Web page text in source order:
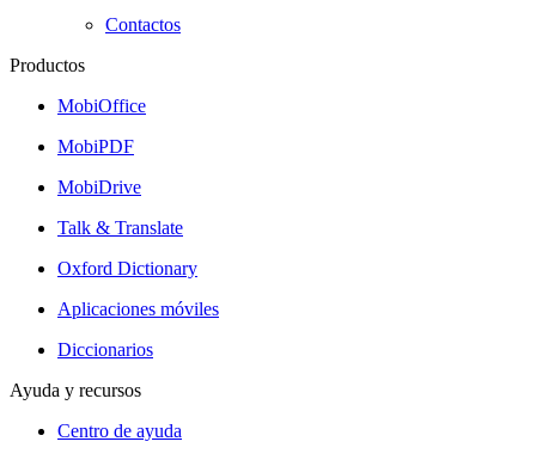
Contactos
Productos
MobiOffice
MobiPDF
MobiDrive
Talk & Translate
Oxford Dictionary
Aplicaciones móviles
Diccionarios
Ayuda y recursos
Centro de ayuda